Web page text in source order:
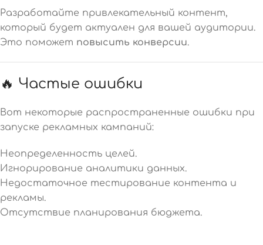
Разработайте привлекательный контент,
который будет актуален для вашей аудитории.
Это поможет повысить конверсии.
🔥 Частые ошибки
Вот некоторые распространенные ошибки при
запуске рекламных кампаний:
Неопределенность целей.
Игнорирование аналитики данных.
Недостаточное тестирование контента и
рекламы.
Отсутствие планирования бюджета.